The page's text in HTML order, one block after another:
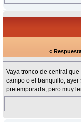
«
Vaya tronco de central
campo o el banquillo,
pretemporada, pero muy